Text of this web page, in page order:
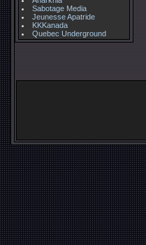
Sabotage Media
Jeunesse Apatride
KKKanada
Quebec Underground